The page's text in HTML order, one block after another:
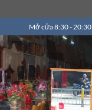
Mở cửa 8:30 - 20:30